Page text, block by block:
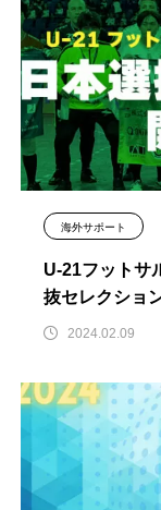
海外サポート
U-21フットサ
抜セレクショ
2024.02.09